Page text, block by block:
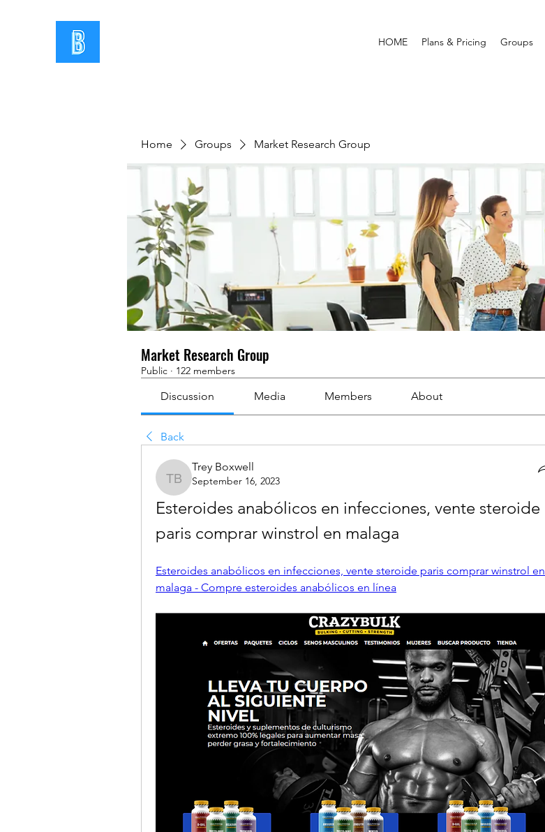
HOME Plans & Pricing Groups
Home Groups Market Research Group
Market Research Group
Public · 122 members
Discussion Media Members About
Back
Trey Boxwell
Trey Boxwell
September 16, 2023
Esteroides anabólicos en infecciones, vente steroide
paris comprar winstrol en malaga
Esteroides anabólicos en infecciones, vente steroide paris comprar winstrol en
malaga - Compre esteroides anabólicos en línea